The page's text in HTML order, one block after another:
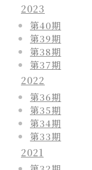
2023
第40期
第39期
第38期
第37期
2022
第36期
第35期
第34期
第33期
2021